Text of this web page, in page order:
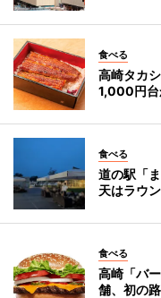
食べる
高崎タカ
1,000円台
食べる
道の駅「
天はラウ
食べる
高崎「バ
舗、初の